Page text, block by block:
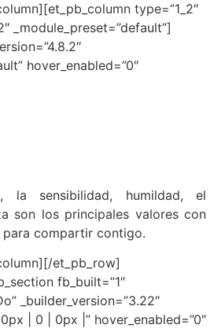
type=”1_2″
_module_preset=”default”]
hover_enabled=”0″
la sensibilidad, humildad, el
son los principales valores con
compartir contigo.
et_pb_row]
fb_built=”1″
_builder_version=”3.22″
| 0 | 0px |” hover_enabled=”0″